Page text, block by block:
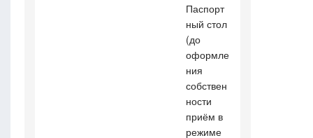
Паспорт
ный стол
(до
оформле
ния
собствен
ности
приём в
режиме